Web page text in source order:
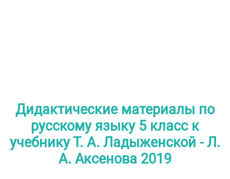
Дидактические материалы по
русскому языку 5 класс к
учебнику Т. А. Ладыженской - Л.
А. Аксенова 2019